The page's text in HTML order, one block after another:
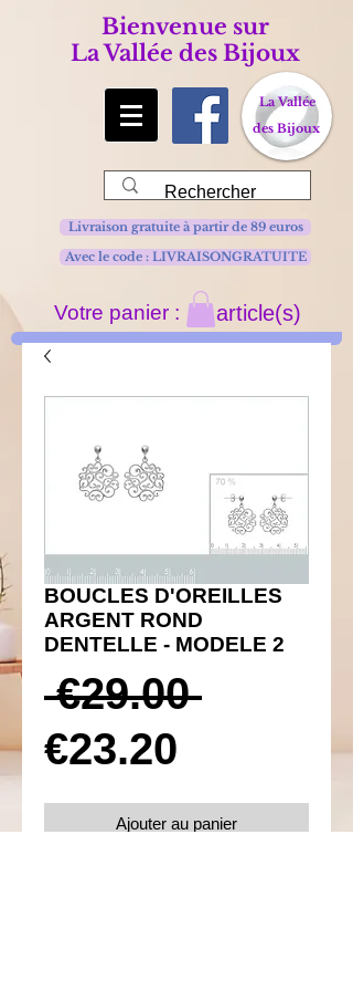
Bienvenue sur
La Vallée des Bijoux
La Vallée
des Bijoux
Avec le code : LIVRAISONGRATUITE
Livraison gratuite à partir de 89 euros
Votre panier : article(s)
BOUCLES D'OREILLES
ARGENT ROND
DENTELLE - MODELE 2
€29.00 Prix
original
€23.20
Ajouter au panier